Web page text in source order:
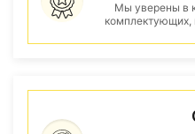
Мы уверены в
комплектующих,